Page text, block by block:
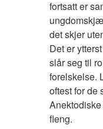
fortsatt er
det skjer
Det er
slår seg til
forelskelse.
oftest for de
fleng.